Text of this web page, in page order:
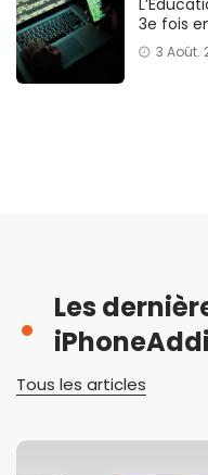
3e fois
3 Août.
Les
Tous les articles